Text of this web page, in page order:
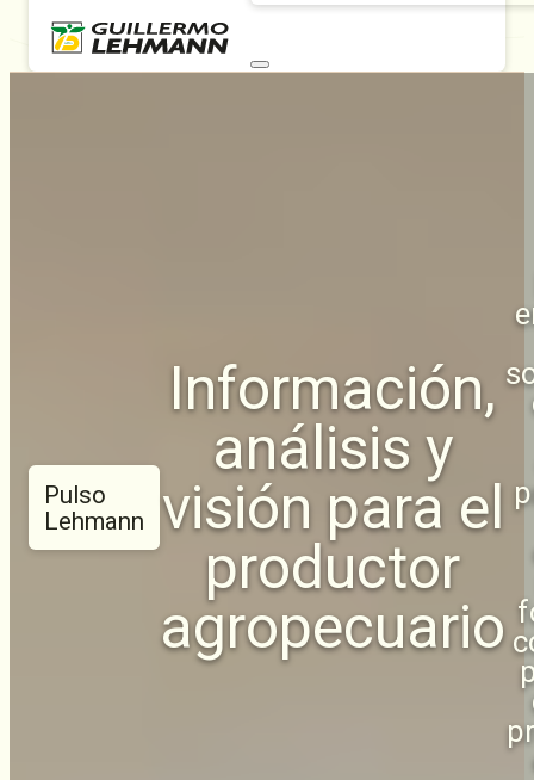
Pulso
Lehmann
Información,
análisis y
visión para el
productor
agropecuario